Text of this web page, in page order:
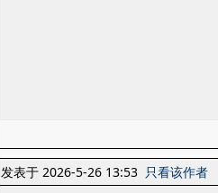
发表于 2026-5-26 13:53 只看该作者